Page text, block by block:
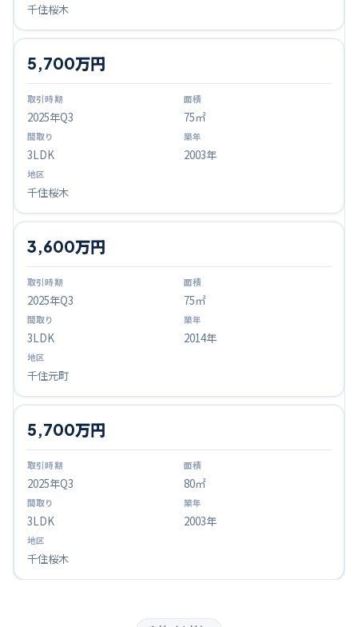
千住桜木
2025年Q3
5,700万円
75㎡
3LDK 2003年
千住桜木
2025年Q3
3,600万円
75㎡
3LDK 2014年
千住元町
2025年Q3
5,700万円
80㎡
3LDK 2003年
千住桜木